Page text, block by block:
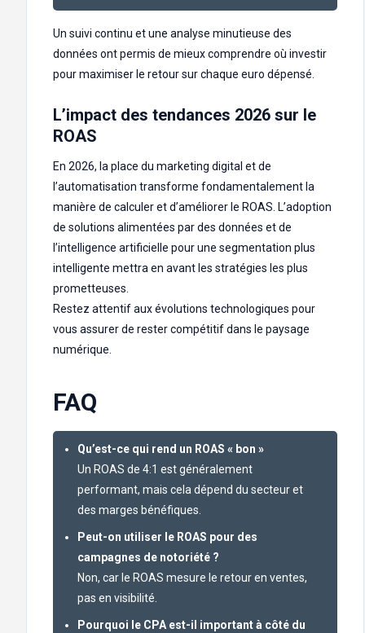
Un suivi continu et une analyse minutieuse des
données ont permis de mieux comprendre où investir
pour maximiser le retour sur chaque euro dépensé.
L’impact des tendances 2026 sur le
ROAS
En 2026, la place du marketing digital et de
l’automatisation transforme fondamentalement la
manière de calculer et d’améliorer le ROAS. L’adoption
de solutions alimentées par des données et de
l’intelligence artificielle pour une segmentation plus
intelligente mettra en avant les stratégies les plus
prometteuses.
Restez attentif aux évolutions technologiques pour
vous assurer de rester compétitif dans le paysage
numérique.
FAQ
Qu’est-ce qui rend un ROAS « bon »
Un ROAS de 4:1 est généralement
performant, mais cela dépend du secteur et
des marges bénéfiques.
Peut-on utiliser le ROAS pour des
campagnes de notoriété ?
Non, car le ROAS mesure le retour en ventes,
pas en visibilité.
Pourquoi le CPA est-il important à côté du